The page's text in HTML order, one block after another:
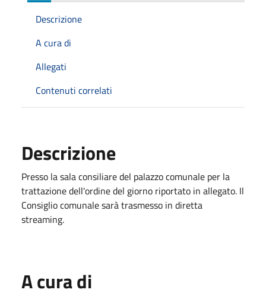
Descrizione
A cura di
Allegati
Contenuti correlati
Descrizione
Presso la sala consiliare del palazzo comunale per la
trattazione dell'ordine del giorno riportato in allegato. Il
Consiglio comunale sarà trasmesso in diretta
streaming.
A cura di